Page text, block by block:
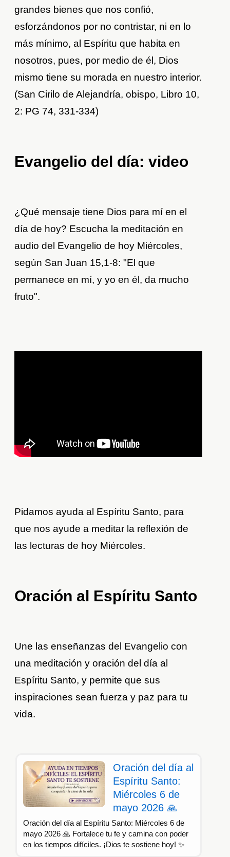
grandes bienes que nos confió,
esforzándonos por no contristar, ni en lo
más mínimo, al Espíritu que habita en
nosotros, pues, por medio de él, Dios
mismo tiene su morada en nuestro interior.
(San Cirilo de Alejandría, obispo, Libro 10,
2: PG 74, 331-334)
Evangelio del día: video
¿Qué mensaje tiene Dios para mí en el
día de hoy? Escucha la meditación en
audio del Evangelio de hoy Miércoles,
según San Juan 15,1-8: "El que
permanece en mí, y yo en él, da mucho
fruto".
Pidamos ayuda al Espíritu Santo, para
que nos ayude a meditar la reflexión de
las lecturas de hoy Miércoles.
Oración al Espíritu Santo
Une las enseñanzas del Evangelio con
una meditación y oración del día al
Espíritu Santo, y permite que sus
inspiraciones sean fuerza y paz para tu
vida.
Oración del día al
Espíritu Santo:
Miércoles 6 de
mayo 2026 🙏
Oración del día al Espíritu Santo: Miércoles 6 de
mayo 2026 🙏 Fortalece tu fe y camina con poder
en los tiempos difíciles. ¡Dios te sostiene hoy! ✨